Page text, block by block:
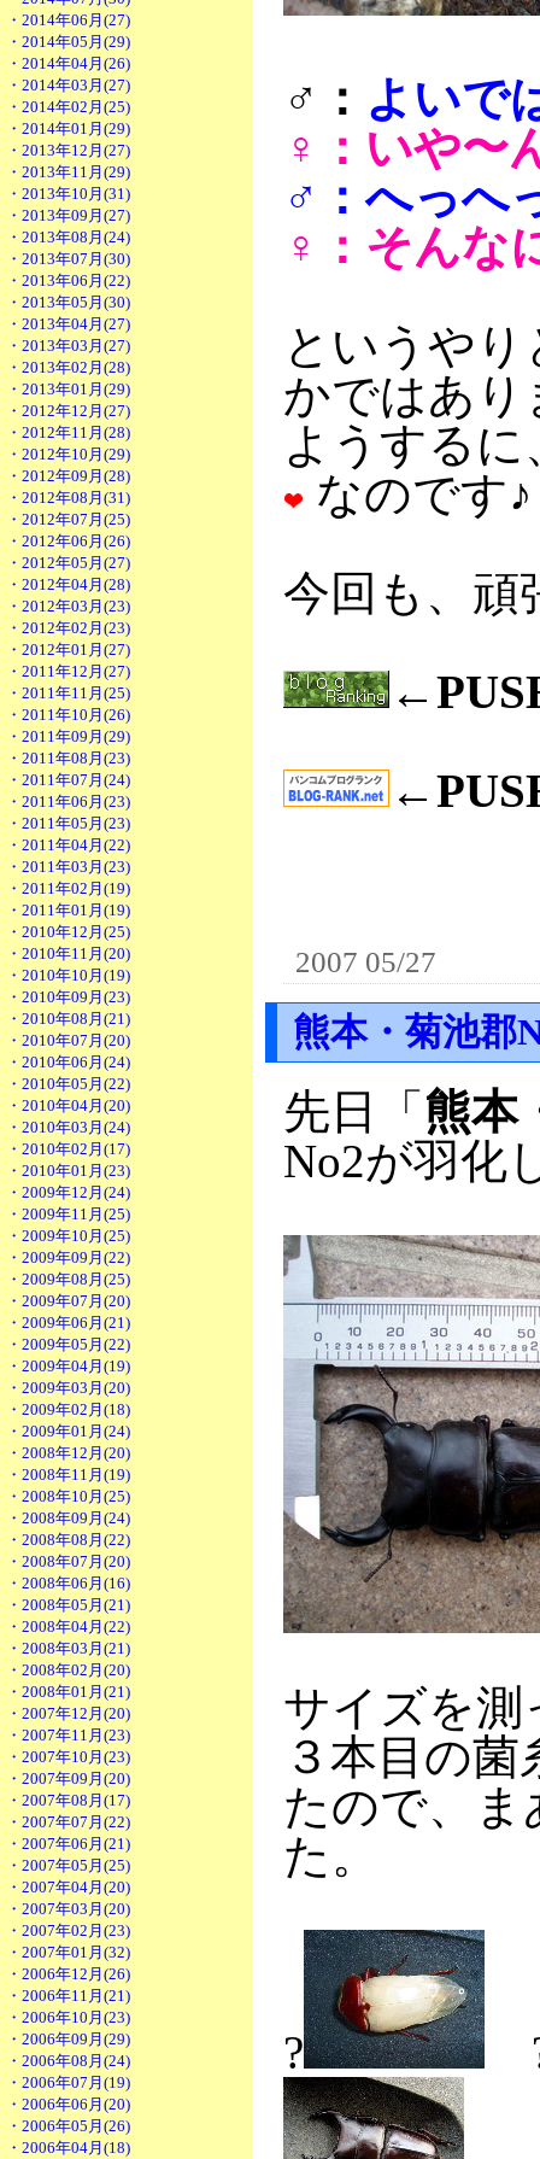
・2014年06月(27)
・2014年05月(29)
・2014年04月(26)
・2014年03月(27)
・2014年02月(25)
・2014年01月(29)
・2013年12月(27)
・2013年11月(29)
・2013年10月(31)
・2013年09月(27)
・2013年08月(24)
・2013年07月(30)
・2013年06月(22)
・2013年05月(30)
・2013年04月(27)
・2013年03月(27)
・2013年02月(28)
・2013年01月(29)
・2012年12月(27)
・2012年11月(28)
・2012年10月(29)
・2012年09月(28)
・2012年08月(31)
・2012年07月(25)
・2012年06月(26)
・2012年05月(27)
・2012年04月(28)
・2012年03月(23)
・2012年02月(23)
・2012年01月(27)
・2011年12月(27)
・2011年11月(25)
・2011年10月(26)
・2011年09月(29)
・2011年08月(23)
・2011年07月(24)
・2011年06月(23)
・2011年05月(23)
・2011年04月(22)
・2011年03月(23)
・2011年02月(19)
・2011年01月(19)
・2010年12月(25)
・2010年11月(20)
・2010年10月(19)
・2010年09月(23)
・2010年08月(21)
・2010年07月(20)
・2010年06月(24)
・2010年05月(22)
・2010年04月(20)
・2010年03月(24)
・2010年02月(17)
・2010年01月(23)
・2009年12月(24)
・2009年11月(25)
・2009年10月(25)
・2009年09月(22)
・2009年08月(25)
・2009年07月(20)
・2009年06月(21)
・2009年05月(22)
・2009年04月(19)
・2009年03月(20)
・2009年02月(18)
・2009年01月(24)
・2008年12月(20)
・2008年11月(19)
・2008年10月(25)
・2008年09月(24)
・2008年08月(22)
・2008年07月(20)
・2008年06月(16)
・2008年05月(21)
・2008年04月(22)
・2008年03月(21)
・2008年02月(20)
・2008年01月(21)
・2007年12月(20)
・2007年11月(23)
・2007年10月(23)
・2007年09月(20)
・2007年08月(17)
・2007年07月(22)
・2007年06月(21)
・2007年05月(25)
・2007年04月(20)
・2007年03月(20)
・2007年02月(23)
・2007年01月(32)
・2006年12月(26)
・2006年11月(21)
・2006年10月(23)
・2006年09月(29)
・2006年08月(24)
・2006年07月(19)
・2006年06月(20)
・2006年05月(26)
・2006年04月(18)
♂： よいで
♀：いや〜
♂：へっへ
♀：そんな
というや
かではあり
ようする
なのです♪
今回も、頑
2007 05/27
熊本・菊池郡
先日「 熊本
No2が羽化
サイズを測
３本目の
たので、
た。
?